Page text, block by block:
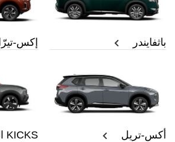
باثفايندر إكس-تيرّا
أكس-تريل KICKS الجديدة كلياً